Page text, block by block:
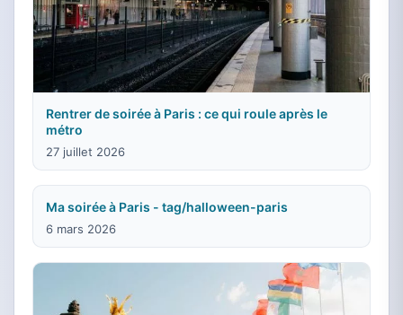
Rentrer de soirée à Paris : ce qui roule après le
métro
27 juillet 2026
Ma soirée à Paris - tag/halloween-paris
6 mars 2026